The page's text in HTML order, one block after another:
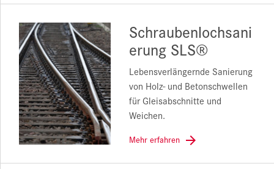
Schraubenlochsani
erung SLS®
Lebensverlängernde Sanierung
von Holz- und Betonschwellen
für Gleisabschnitte und
Weichen.
Mehr erfahren